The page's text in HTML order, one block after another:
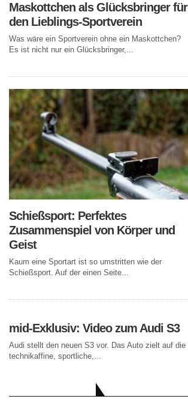
Maskottchen als Glücksbringer für
den Lieblings-Sportverein
Was wäre ein Sportverein ohne ein Maskottchen?
Es ist nicht nur ein Glücksbringer,...
Schießsport: Perfektes
Zusammenspiel von Körper und
Geist
Kaum eine Sportart ist so umstritten wie der
Schießsport. Auf der einen Seite...
mid-Exklusiv: Video zum Audi S3
Audi stellt den neuen S3 vor. Das Auto zielt auf die
technikaffine, sportliche,...